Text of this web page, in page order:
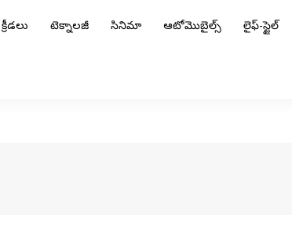
క్రీడలు టెక్నాలజీ సినిమా ఆటోమొబైల్స్ లైఫ్-స్టైల్